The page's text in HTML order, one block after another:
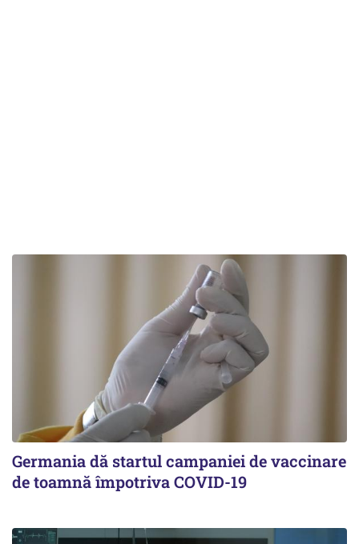
Germania dă startul campaniei de vaccinare
de toamnă împotriva COVID-19